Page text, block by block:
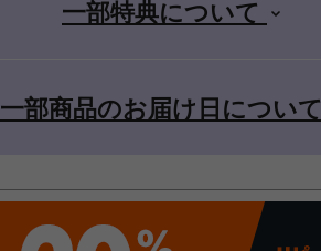
一部特典について
一部商品のお届け日について